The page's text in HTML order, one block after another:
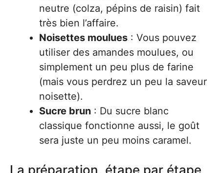
neutre (colza, pépins de raisin) fait
très bien l’affaire.
Noisettes moulues : Vous pouvez
utiliser des amandes moulues, ou
simplement un peu plus de farine
(mais vous perdrez un peu la saveur
noisette).
Sucre brun : Du sucre blanc
classique fonctionne aussi, le goût
sera juste un peu moins caramel.
La préparation, étape par étape